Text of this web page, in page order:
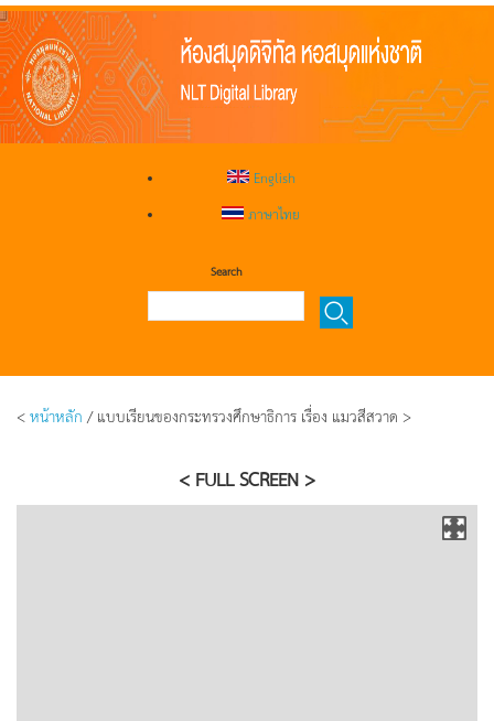
English
ภาษาไทย
Search
<หน้าหลัก / แบบเรียนของกระทรวงศึกษาธิการ เรื่อง แมวสีสวาด >
< FULL SCREEN >